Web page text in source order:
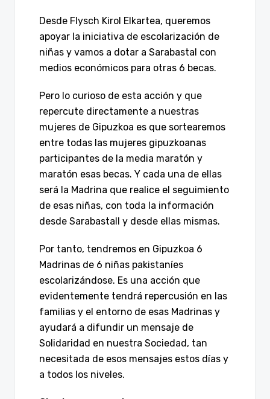
Desde Flysch Kirol Elkartea, queremos
apoyar la iniciativa de escolarización de
niñas y vamos a dotar a Sarabastal con
medios económicos para otras 6 becas.
Pero lo curioso de esta acción y que
repercute directamente a nuestras
mujeres de Gipuzkoa es que sortearemos
entre todas las mujeres gipuzkoanas
participantes de la media maratón y
maratón esas becas. Y cada una de ellas
será la Madrina que realice el seguimiento
de esas niñas, con toda la información
desde Sarabastall y desde ellas mismas.
Por tanto, tendremos en Gipuzkoa 6
Madrinas de 6 niñas pakistaníes
escolarizándose. Es una acción que
evidentemente tendrá repercusión en las
familias y el entorno de esas Madrinas y
ayudará a difundir un mensaje de
Solidaridad en nuestra Sociedad, tan
necesitada de esos mensajes estos días y
a todos los niveles.